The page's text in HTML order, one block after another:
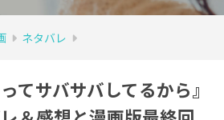
ネタバレ
てサバサバしてるから』